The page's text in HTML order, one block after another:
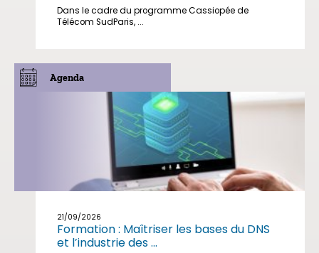
Dans le cadre du programme Cassiopée de
Télécom SudParis, ...
Agenda
21/09/2026
Formation : Maîtriser les bases du DNS
et l’industrie des ...